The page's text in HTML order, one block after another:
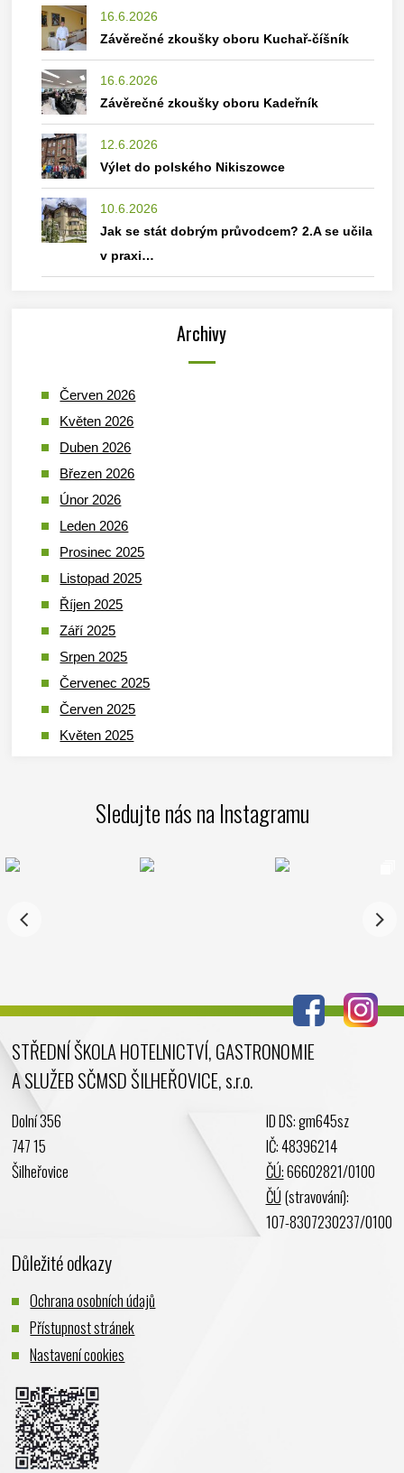
16.6.2026
Závěrečné zkoušky oboru Kuchař-číšník
16.6.2026
Závěrečné zkoušky oboru Kadeřník
12.6.2026
Výlet do polského Nikiszowce
10.6.2026
Jak se stát dobrým průvodcem? 2.A se učila
v praxi…
Archivy
Červen 2026
Květen 2026
Duben 2026
Březen 2026
Únor 2026
Leden 2026
Prosinec 2025
Listopad 2025
Říjen 2025
Září 2025
Srpen 2025
Červenec 2025
Červen 2025
Květen 2025
Leden 2025
Listopad 2024
Duben 2024
Březen 2024
Leden 2024
Listopad 2023
Srpen 2023
Červen 2023
Květen 2023
Duben 2023
Březen 2023
Únor 2023
Leden 2023
Prosinec 2022
Sledujte nás na Instagramu
STŘEDNÍ ŠKOLA HOTELNICTVÍ, GASTRONOMIE
A SLUŽEB SČMSD ŠILHEŘOVICE, s.r.o.
Dolní 356
747 15
Šilheřovice
ID DS: gm645sz
IČ: 48396214
ČÚ:66602821/0100
ČÚ (stravování):
107-8307230237/0100
Důležité odkazy
Ochrana osobních údajů
Přístupnost stránek
Nastavení cookies